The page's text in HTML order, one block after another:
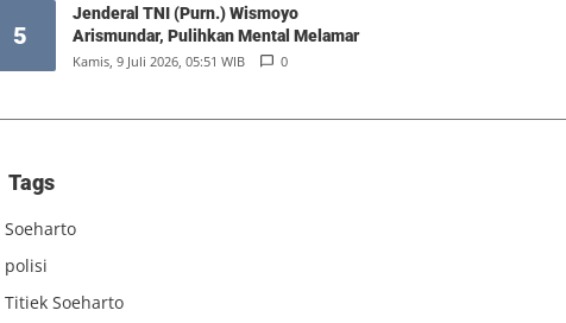
5
Jenderal TNI (Purn.) Wismoyo
Arismundar, Pulihkan Mental Melamar
Kamis, 9 Juli 2026, 05:51 WIB 0
Tags
Soeharto
polisi
Titiek Soeharto